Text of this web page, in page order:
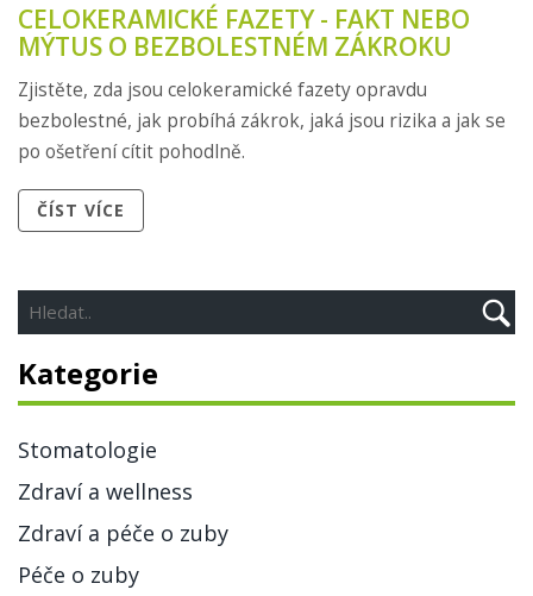
CELOKERAMICKÉ FAZETY - FAKT NEBO
MÝTUS O BEZBOLESTNÉM ZÁKROKU
Zjistěte, zda jsou celokeramické fazety opravdu
bezbolestné, jak probíhá zákrok, jaká jsou rizika a jak se
po ošetření cítit pohodlně.
ČÍST VÍCE
Kategorie
Stomatologie
Zdraví a wellness
Zdraví a péče o zuby
Péče o zuby